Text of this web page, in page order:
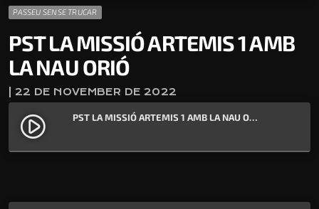
PASSEU SENSE TRUCAR
PST LA MISSIÓ ARTEMIS 1 AMB
LA NAU ORIÓ
| 22 DE NOVEMBER DE 2022
play_circle_filled PST LA MISSIÓ ARTEMIS 1 AMB LA NAU ORIÓ